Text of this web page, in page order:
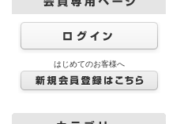
はじめてのお客様へ